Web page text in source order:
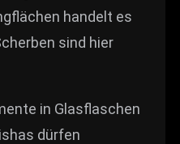
handelt es
sind hier
in Glasflaschen
dürfen